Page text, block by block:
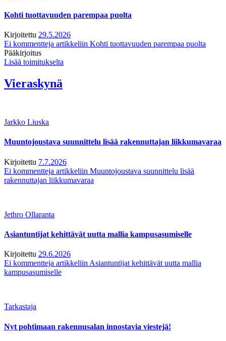
Kohti tuottavuuden parempaa puolta
Kirjoitettu 29.5.2026
Ei kommentteja artikkeliin Kohti tuottavuuden parempaa puolta
Pääkirjoitus
Lisää toimitukselta
Vieraskynä
Jarkko Liuska
Muuntojoustava suunnittelu lisää rakennuttajan liikkumavaraa
Kirjoitettu 7.7.2026
Ei kommentteja artikkeliin Muuntojoustava suunnittelu lisää
rakennuttajan liikkumavaraa
Jethro Ollaranta
Asiantuntijat kehittävät uutta mallia kampusasumiselle
Kirjoitettu 29.6.2026
Ei kommentteja artikkeliin Asiantuntijat kehittävät uutta mallia
kampusasumiselle
Tarkastaja
Nyt pohtimaan rakennusalan innostavia viestejä!